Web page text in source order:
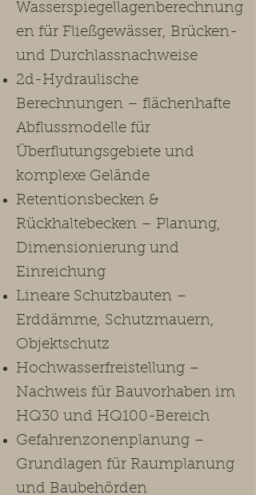
Wasserspiegellagenberechnung
en für Fließgewässer, Brücken-
und Durchlassnachweise
2d-Hydraulische
Berechnungen – flächenhafte
Abflussmodelle für
Überflutungsgebiete und
komplexe Gelände
Retentionsbecken &
Rückhaltebecken – Planung,
Dimensionierung und
Einreichung
Lineare Schutzbauten –
Erddämme, Schutzmauern,
Objektschutz
Hochwasserfreistellung –
Nachweis für Bauvorhaben im
HQ30 und HQ100-Bereich
Gefahrenzonenplanung –
Grundlagen für Raumplanung
und Baubehörden